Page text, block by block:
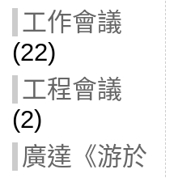
工作會議
(22)
工程會議
(2)
廣達《游於